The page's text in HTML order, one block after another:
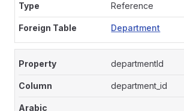
Reference
Department
departmentId
department_id